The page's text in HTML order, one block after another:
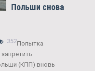
Польши снова
352Попытка
(КПП) вновь